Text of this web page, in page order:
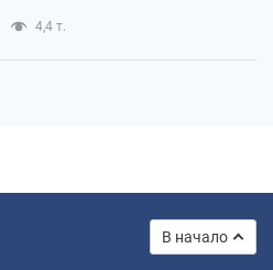
4,4 т.
В начало